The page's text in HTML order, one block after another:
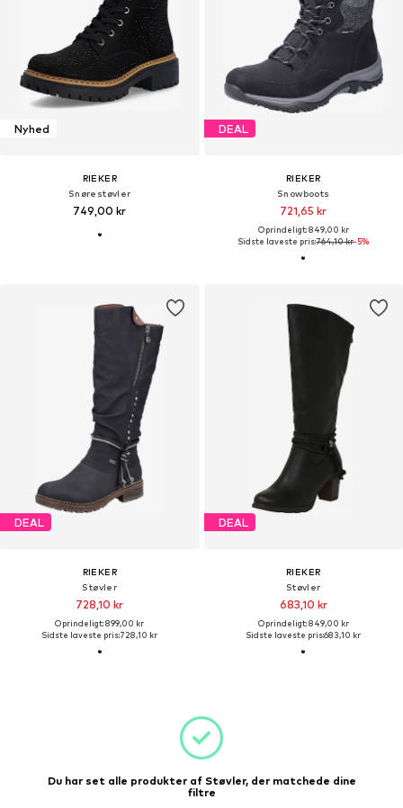
Nyhed
RIEKER
Snørestøvler
749,00 kr
DEAL
RIEKER
Snowboots
721,65 kr
Oprindeligt: 849,00 kr
Sidste laveste pris:764,10 kr-5%
DEAL
RIEKER
Støvler
728,10 kr
Oprindeligt: 899,00 kr
Sidste laveste pris:728,10 kr
DEAL
RIEKER
Støvler
683,10 kr
Oprindeligt: 849,00 kr
Sidste laveste pris:683,10 kr
Du har set alle produkter af Støvler, der matchede dine
filtre